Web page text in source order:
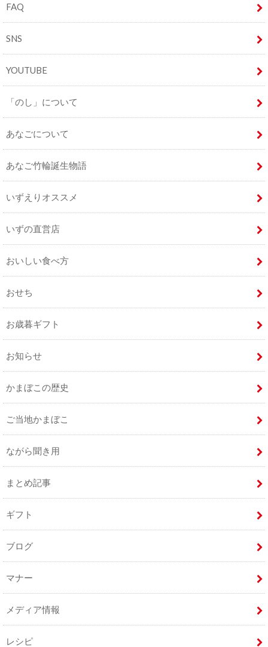
FAQ
SNS
YOUTUBE
「のし」について
あなごについて
あなご竹輪誕生物語
いずえりオススメ
いずの直営店
おいしい食べ方
おせち
お歳暮ギフト
お知らせ
かまぼこの歴史
ご当地かまぼこ
ながら聞き用
まとめ記事
ギフト
ブログ
マナー
メディア情報
レシピ